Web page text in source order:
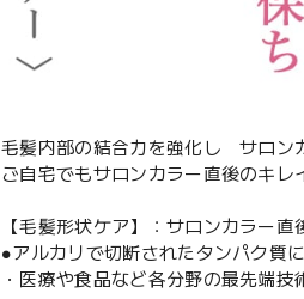
毛髪内部の結合力を強化し サロン
ご自宅でもサロンカラー直後のキレ
【毛髪形状ケア】：サロンカラー
●アルカリで切断されたタンパク質
・医療や食品など各分野の最先端